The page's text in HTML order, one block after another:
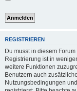
REGISTRIEREN
Du musst in diesem
Registrierung ist in
weitere Funktionen
Benutzern auch
Nutzungsbedingungen